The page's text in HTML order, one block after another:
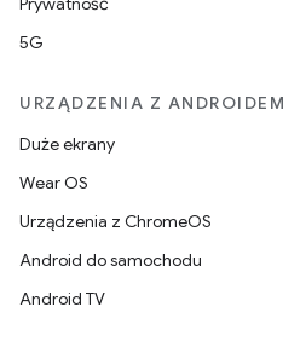
5G
URZĄDZENIA Z ANDROIDEM
Duże ekrany
Wear OS
Urządzenia z ChromeOS
Android do samochodu
Android TV